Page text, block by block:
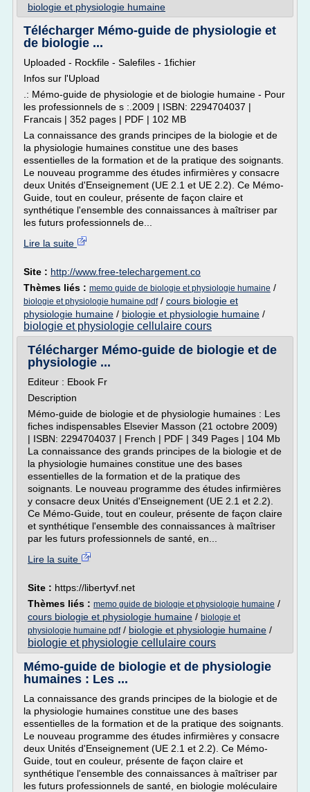
biologie et physiologie humaine
Télécharger Mémo-guide de physiologie et
de biologie ...
Uploaded - Rockfile - Salefiles - 1fichier
Infos sur l'Upload
.: Mémo-guide de physiologie et de biologie humaine - Pour
les professionnels de s :.2009 | ISBN: 2294704037 |
Francais | 352 pages | PDF | 102 MB
La connaissance des grands principes de la biologie et de
la physiologie humaines constitue une des bases
essentielles de la formation et de la pratique des soignants.
Le nouveau programme des études infirmières y consacre
deux Unités d'Enseignement (UE 2.1 et UE 2.2). Ce Mémo-
Guide, tout en couleur, présente de façon claire et
synthétique l'ensemble des connaissances à maîtriser par
les futurs professionnels de...
Lire la suite
Site : http://www.free-telechargement.co
Thèmes liés : memo guide de biologie et physiologie humaine /
biologie et physiologie humaine pdf/ cours biologie et
physiologie humaine / biologie et physiologie humaine /
biologie et physiologie cellulaire cours
Télécharger Mémo-guide de biologie et de
physiologie ...
Editeur : Ebook Fr
Description
Mémo-guide de biologie et de physiologie humaines : Les
fiches indispensables Elsevier Masson (21 octobre 2009)
| ISBN: 2294704037 | French | PDF | 349 Pages | 104 Mb
La connaissance des grands principes de la biologie et de
la physiologie humaines constitue une des bases
essentielles de la formation et de la pratique des
soignants. Le nouveau programme des études infirmières
y consacre deux Unités d'Enseignement (UE 2.1 et 2.2).
Ce Mémo-Guide, tout en couleur, présente de façon claire
et synthétique l'ensemble des connaissances à maîtriser
par les futurs professionnels de santé, en...
Lire la suite
Site : https://libertyvf.net
Thèmes liés : memo guide de biologie et physiologie humaine /
cours biologie et physiologie humaine / biologie et
physiologie humaine pdf/ biologie et physiologie humaine /
biologie et physiologie cellulaire cours
Mémo-guide de biologie et de physiologie
humaines : Les ...
La connaissance des grands principes de la biologie et de
la physiologie humaines constitue une des bases
essentielles de la formation et de la pratique des soignants.
Le nouveau programme des études infirmières y consacre
deux Unités d'Enseignement (UE 2.1 et 2.2). Ce Mémo-
Guide, tout en couleur, présente de façon claire et
synthétique l'ensemble des connaissances à maîtriser par
les futurs professionnels de santé, en biologie moléculaire